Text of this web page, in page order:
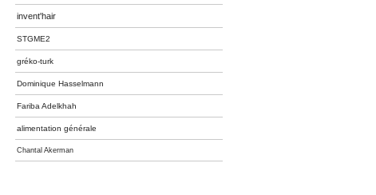
invent'hair
STGME2
gréko-turk
Dominique Hasselmann
Fariba Adelkhah
alimentation générale
Chantal Akerman